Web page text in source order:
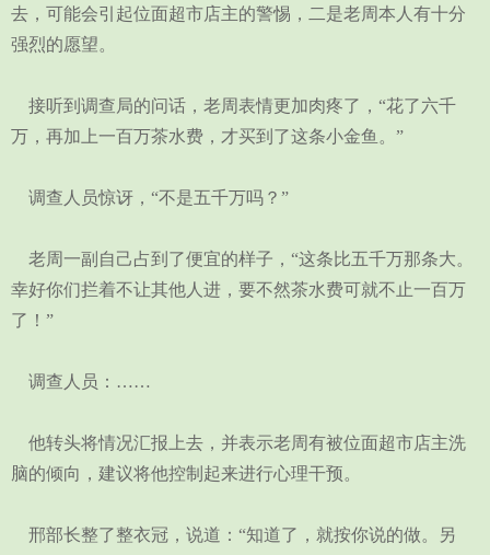
去，可能会引起位面超市店主的警惕，二是老周本人有十分
强烈的愿望。
接听到调查局的问话，老周表情更加肉疼了，“花了六千
万，再加上一百万茶水费，才买到了这条小金鱼。”
调查人员惊讶，“不是五千万吗？”
老周一副自己占到了便宜的样子，“这条比五千万那条大。
幸好你们拦着不让其他人进，要不然茶水费可就不止一百万
了！”
调查人员：……
他转头将情况汇报上去，并表示老周有被位面超市店主洗
脑的倾向，建议将他控制起来进行心理干预。
邢部长整了整衣冠，说道：“知道了，就按你说的做。另